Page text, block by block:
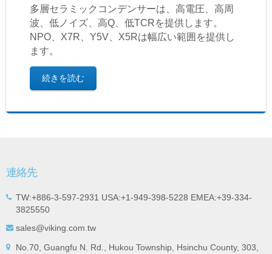
多層セラミックコンデンサーは、高電圧、高周
波、低ノイズ、高Q、低TCRを提供します。
NPO、X7R、Y5V、X5Rは幅広い範囲を提供し
ます。
続きを読む
連絡先
TW:+886-3-597-2931 USA:+1-949-398-5228 EMEA:+39-334-
3825550
sales@viking.com.tw
No.70, Guangfu N. Rd., Hukou Township, Hsinchu County, 303,